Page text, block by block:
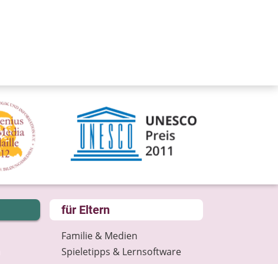
für Eltern
Familie & Medien
Spieletipps & Lernsoftware